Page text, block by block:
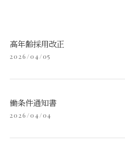
高年齢採用改正
2026/04/05
働条件通知書
2026/04/04